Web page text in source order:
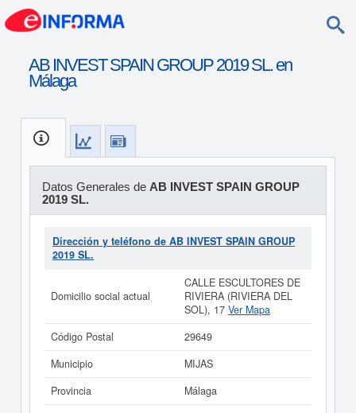
AB INVEST SPAIN GROUP 2019 SL. en
Málaga
Datos Generales de AB INVEST SPAIN GROUP
2019 SL.
Dirección y teléfono de AB INVEST SPAIN GROUP
2019 SL.
Domicilio social actual
CALLE ESCULTORES DE
RIVIERA (RIVIERA DEL
SOL), 17 Ver Mapa
Código Postal
29649
Municipio
MIJAS
Provincia
Málaga